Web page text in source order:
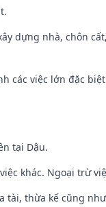
dựng nhà, chôn
các việc lớn đặc
tại Dậu.
khác. Ngoại trừ
tài, thừa kế cũng